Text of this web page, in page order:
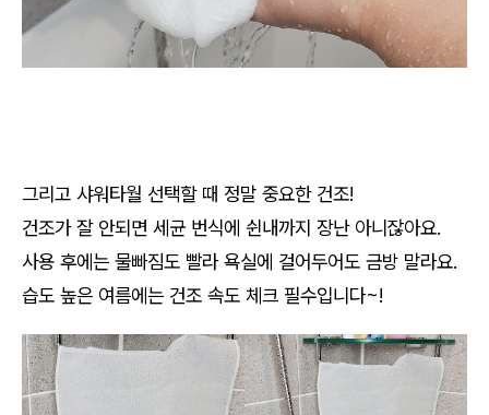
그리고 샤워타월 선택할 때 정말 중요한 건조!
건조가 잘 안되면 세균 번식에 쉰내까지 장난 아니잖아요.
사용 후에는 물빠짐도 빨라 욕실에 걸어두어도 금방 말라요.
습도 높은 여름에는 건조 속도 체크 필수입니다~!